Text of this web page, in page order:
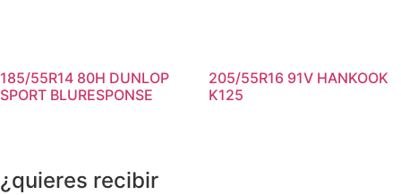
185/55R14 80H DUNLOP
SPORT BLURESPONSE
205/55R16 91V HANKOOK
K125
¿quieres recibir